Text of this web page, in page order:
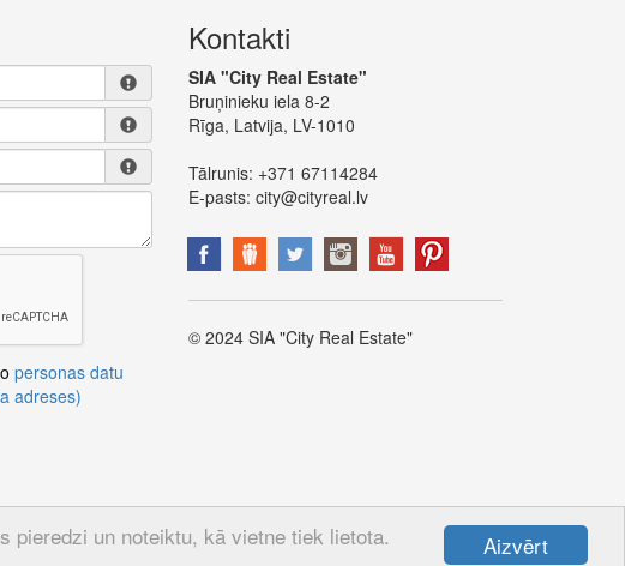
Aizvērt
un noteiktu, kā vietne tiek lietota.
personas datu
adreses)
Kontakti
SIA "City Real Estate"
Bruņinieku iela 8-2
Rīga, Latvija, LV-1010
Tālrunis: +371 67114284
E-pasts: city@cityreal.lv
© 2024 SIA "City Real Estate"